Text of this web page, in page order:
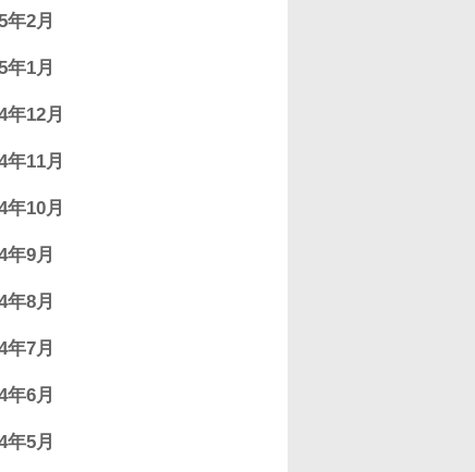
年2月
年1月
年12月
年11月
年10月
年9月
年8月
年7月
年6月
年5月